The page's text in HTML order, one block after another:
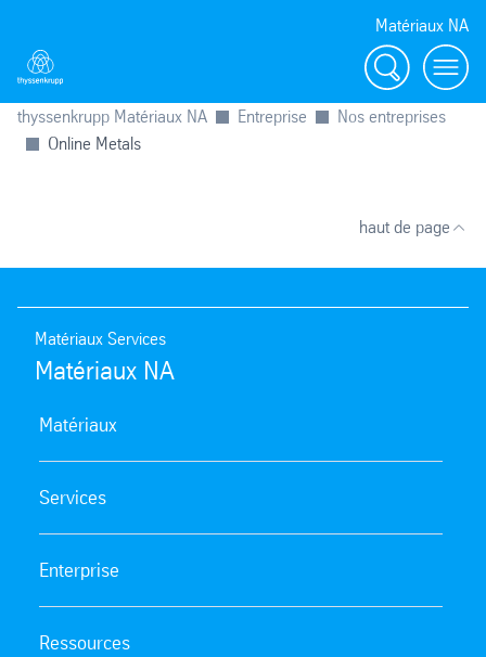
Matériaux NA
Rechercher
thyssenkrupp Matériaux NA Entreprise
Nos entreprises
Online Metals
haut de page
Matériaux Services
Matériaux NA
Matériaux
Services
Enterprise
Ressources